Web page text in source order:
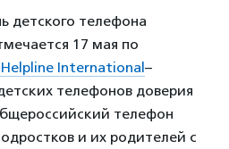
детского телефона
17 мая по
International–
телефонов доверия
телефон
и их родителей с